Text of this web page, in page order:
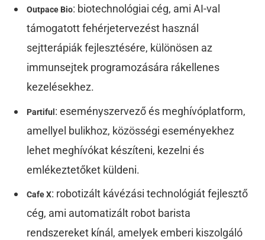
Outpace Bio: biotechnológiai cég, ami AI-val
támogatott fehérjetervezést használ
sejtterápiák fejlesztésére, különösen az
immunsejtek programozására rákellenes
kezelésekhez.
Partiful: eseményszervező és meghívóplatform,
amellyel bulikhoz, közösségi eseményekhez
lehet meghívókat készíteni, kezelni és
emlékeztetőket küldeni.
Cafe X: robotizált kávézási technológiát fejlesztő
cég, ami automatizált robot barista
rendszereket kínál, amelyek emberi kiszolgáló